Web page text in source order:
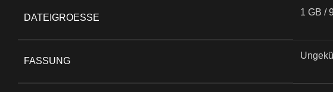
DATEIGROESSE
1 GB /
FASSUNG